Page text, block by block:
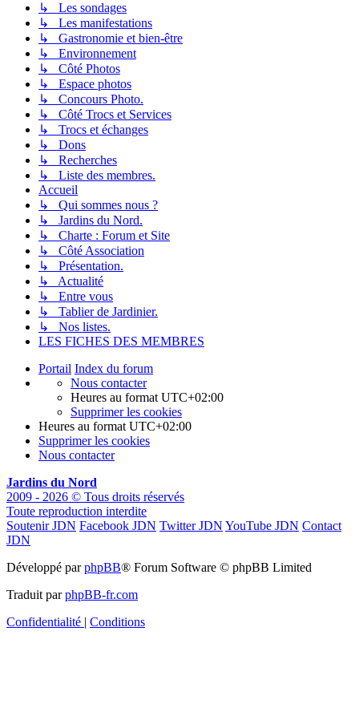
↳ Les sondages
↳ Les manifestations
↳ Gastronomie et bien-être
↳ Environnement
↳ Côté Photos
↳ Espace photos
↳ Concours Photo.
↳ Côté Trocs et Services
↳ Trocs et échanges
↳ Dons
↳ Recherches
↳ Liste des membres.
Accueil
↳ Qui sommes nous ?
↳ Jardins du Nord.
↳ Charte : Forum et Site
↳ Côté Association
↳ Présentation.
↳ Actualité
↳ Entre vous
↳ Tablier de Jardinier.
↳ Nos listes.
LES FICHES DES MEMBRES
Portail Index du forum
Nous contacter
Heures au format UTC+02:00
Supprimer les cookies
Heures au format UTC+02:00
Supprimer les cookies
Nous contacter
Jardins du Nord
2009 - 2026 © Tous droits réservés
Toute reproduction interdite
Soutenir JDN Facebook JDN Twitter JDN YouTube JDN Contact
JDN
Développé parphpBB® Forum Software © phpBB Limited
Traduit parphpBB-fr.com
Confidentialité | Conditions